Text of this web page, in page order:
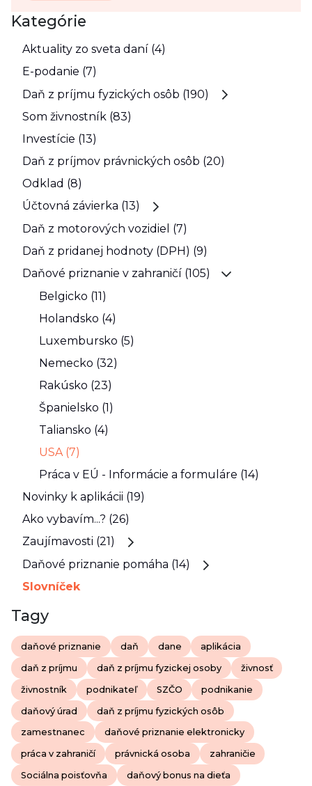
Kategórie
Aktuality zo sveta daní (4)
E-podanie (7)
Daň z príjmu fyzických osôb (190)
Som živnostník (83)
Investície (13)
Daň z príjmov právnických osôb (20)
Odklad (8)
Účtovná závierka (13)
Daň z motorových vozidiel (7)
Daň z pridanej hodnoty (DPH) (9)
Daňové priznanie v zahraničí (105)
Belgicko (11)
Holandsko (4)
Luxembursko (5)
Nemecko (32)
Rakúsko (23)
Španielsko (1)
Taliansko (4)
USA (7)
Práca v EÚ - Informácie a formuláre (14)
Novinky k aplikácii (19)
Ako vybavím...? (26)
Zaujímavosti (21)
Daňové priznanie pomáha (14)
Slovníček
Tagy
daňové priznanie daň dane aplikácia
daň z príjmu daň z príjmu fyzickej osoby živnosť
živnostník podnikateľ SZČO podnikanie
daňový úrad daň z príjmu fyzických osôb
zamestnanec daňové priznanie elektronicky
práca v zahraničí právnická osoba zahraničie
Sociálna poisťovňa daňový bonus na dieťa